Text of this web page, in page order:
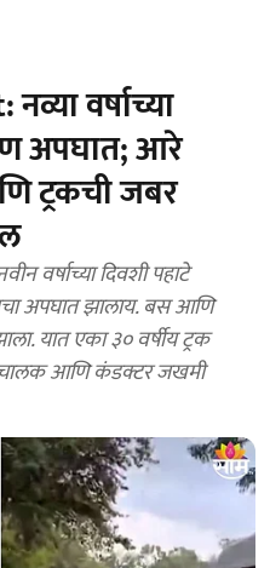
वर्षाच्या
अपघात; आरे
ट्रकची जबर
अपघात झालाय. बस आणि
यात एका ३० वर्षीय ट्रक
आणि कंडक्टर जखमी